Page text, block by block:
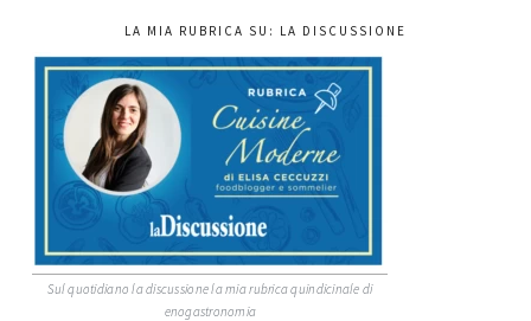
LA MIA RUBRICA SU: LA DISCUSSIONE
Sul quotidiano la discussione la mia rubrica quindicinale di
enogastronomia